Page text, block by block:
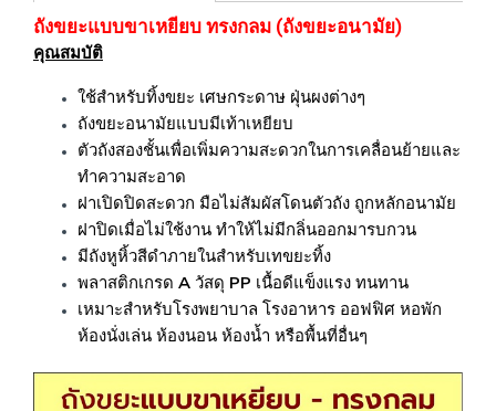
ถังขยะแบบขาเหยียบ ทรงกลม (ถังขยะอนามัย)
คุณสมบัติ
ใช้สำหรับทิ้งขยะ เศษกระดาษ ฝุ่นผงต่างๆ
ถังขยะอนามัยแบบมีเท้าเหยียบ
ตัวถังสองชั้นเพื่อเพิ่มความสะดวกในการเคลื่อนย้ายและ
ทำความสะอาด
ฝาเปิดปิดสะดวก มือไม่สัมผัสโดนตัวถัง ถูกหลักอนามัย
ฝาปิดเมื่อไม่ใช้งาน ทำให้ไม่มีกลิ่นออกมารบกวน
มีถังหูหิ้วสีดำภายในสำหรับเทขยะทิ้ง
พลาสติกเกรด A วัสดุ PP เนื้อดีแข็งแรง ทนทาน
เหมาะสำหรับโรงพยาบาล โรงอาหาร ออฟฟิศ หอพัก
ห้องนั่งเล่น ห้องนอน ห้องน้ำ หรือพื้นที่อื่นๆ